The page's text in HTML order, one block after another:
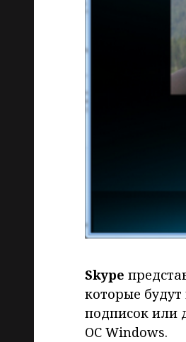
Skype
которые
подписок или
ОС Windows.